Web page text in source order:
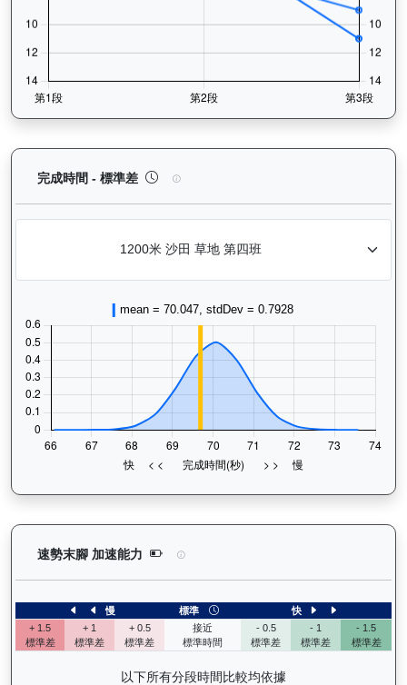
完成時間 - 標準差 浩然（L392）— 完成時間標準差分析
速勢末腳 加速能力 浩然（L392）— 速勢末腳加速能力分
慢 標準
快
+ 1.5
標準差
+ 1
標準差
+ 0.5
標準差
接近
標準時間
- 0.5
標準差
- 1
標準差
- 1.5
標準差
以下所有分段時間比較均依據